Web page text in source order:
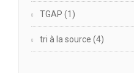
TGAP (1)
tri à la source (4)